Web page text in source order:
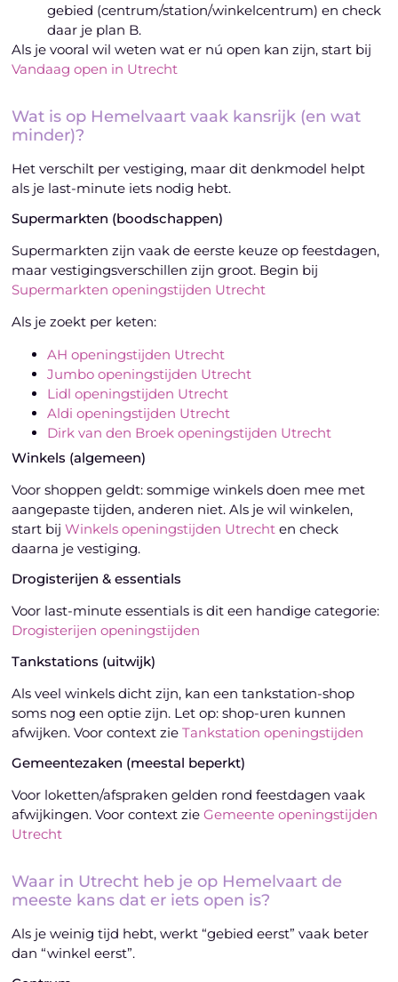
gebied (centrum/station/winkelcentrum) en check
daar je plan B.
Als je vooral wil weten wat er nú open kan zijn, start bij
Vandaag open in Utrecht
Wat is op Hemelvaart vaak kansrijk (en wat
minder)?
Het verschilt per vestiging, maar dit denkmodel helpt
als je last-minute iets nodig hebt.
Supermarkten (boodschappen)
Supermarkten zijn vaak de eerste keuze op feestdagen,
maar vestigingsverschillen zijn groot. Begin bij
Supermarkten openingstijden Utrecht
Als je zoekt per keten:
AH openingstijden Utrecht
Jumbo openingstijden Utrecht
Lidl openingstijden Utrecht
Aldi openingstijden Utrecht
Dirk van den Broek openingstijden Utrecht
Winkels (algemeen)
Voor shoppen geldt: sommige winkels doen mee met
aangepaste tijden, anderen niet. Als je wil winkelen,
start bijWinkels openingstijden Utrecht en check
daarna je vestiging.
Drogisterijen & essentials
Voor last-minute essentials is dit een handige categorie:
Drogisterijen openingstijden
Tankstations (uitwijk)
Als veel winkels dicht zijn, kan een tankstation-shop
soms nog een optie zijn. Let op: shop-uren kunnen
afwijken. Voor context zieTankstation openingstijden
Gemeentezaken (meestal beperkt)
Voor loketten/afspraken gelden rond feestdagen vaak
afwijkingen. Voor context zieGemeente openingstijden
Utrecht
Waar in Utrecht heb je op Hemelvaart de
meeste kans dat er iets open is?
Als je weinig tijd hebt, werkt “gebied eerst” vaak beter
dan “winkel eerst”.